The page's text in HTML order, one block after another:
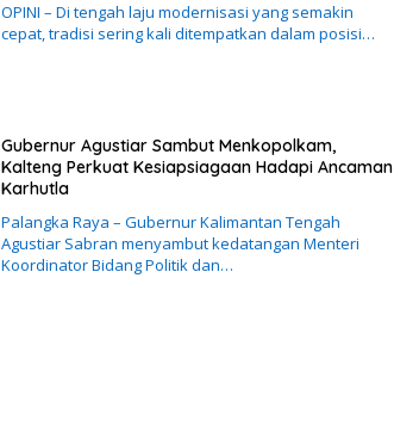
OPINI – Di tengah laju modernisasi yang semakin
cepat, tradisi sering kali ditempatkan dalam posisi…
Gubernur Agustiar Sambut Menkopolkam,
Kalteng Perkuat Kesiapsiagaan Hadapi Ancaman
Karhutla
Palangka Raya – Gubernur Kalimantan Tengah
Agustiar Sabran menyambut kedatangan Menteri
Koordinator Bidang Politik dan…